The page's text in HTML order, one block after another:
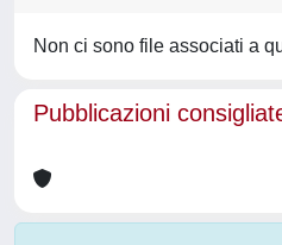
Non ci sono file associati a
Pubblicazioni